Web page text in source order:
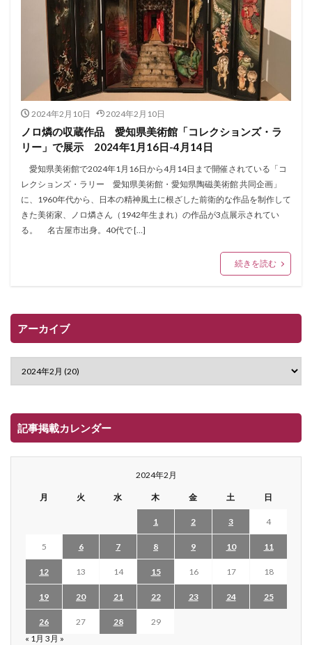
2024年2月10日 2024年2月10日
ノロ燐の収蔵作品 愛知県美術館「コレクションズ・ラ
リー」で展示 2024年1月16日-4月14日
愛知県美術館で2024年1月16日から4月14日まで開催されている「コ
レクションズ・ラリー 愛知県美術館・愛知県陶磁美術館 共同企画」
に、1960年代から、日本の精神風土に根ざした前衛的な作品を制作して
きた美術家、ノロ燐さん（1942年生まれ）の作品が3点展示されてい
る。 名古屋市出身。40代で […]
続きを読む
アーカイブ
記事掲載カレンダー
2024年2月
月 火 水 木 金 土 日
1 2 3 4
5 6 7 8 9 10 11
12 13 14 15 16 17 18
19 20 21 22 23 24 25
26 27 28
29
« 1月 3月 »